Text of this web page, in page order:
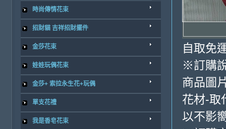
時尚傳情花束
招財貓 吉祥招財擺件
金莎花束
娃娃玩偶花束
金莎+ 索拉永生花+玩偶
單支花禮
我是香皂花束
自取免
※訂購
商品圖
花材-取
以不影